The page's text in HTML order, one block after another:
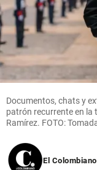
Crónicas
de un Fan
Fatal:
Estados
Alterados
decide
volver a
escucharse
share
Documentos, chats y
patrón recurrente en la
Ramírez. FOTO:
El Colombiano